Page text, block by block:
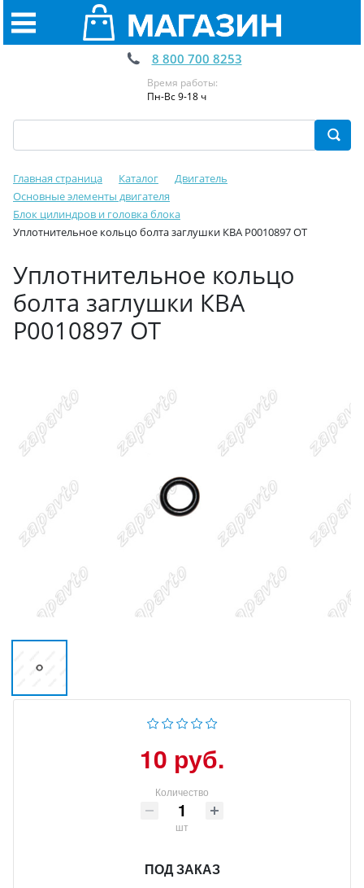
8 800 700 8253
Время работы:
Пн-Вс 9-18 ч
Главная страница Каталог
Двигатель
Основные элементы двигателя
Блок цилиндров и головка блока
Уплотнительное кольцо болта заглушки КВА Р0010897 ОТ
Уплотнительное кольцо
болта заглушки КВА
Р0010897 ОТ
10 руб.
Количество
шт
ПОД ЗАКАЗ